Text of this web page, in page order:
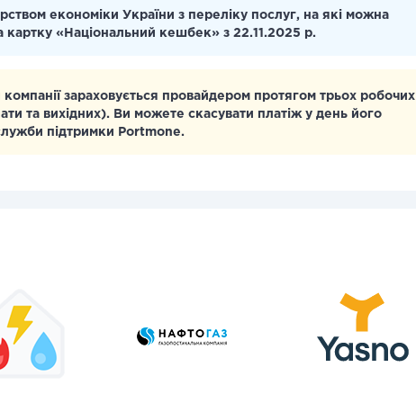
економіки України з переліку послуг, на які можна
картку «Національний кешбек» з 22.11.2025 р.
компанії зараховується провайдером протягом трьох робочих
та вихідних). Ви можете скасувати платіж у день його
підтримки Portmone.